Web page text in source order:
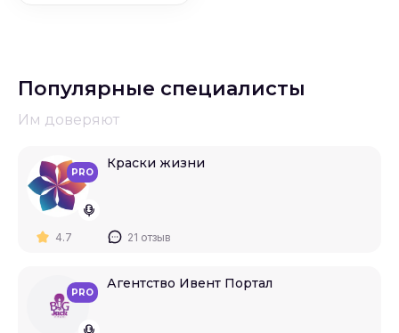
Популярные специалисты
Им доверяют
PRO
Краски жизни
4.7 21 отзыв
PRO
Агентство Ивент Портал